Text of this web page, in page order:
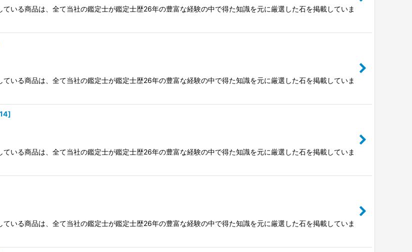
る商品は、全て当社の鑑定士が鑑定士歴26年の豊富な経験の中で得た知識を元に厳選した石を掲載していま
る商品は、全て当社の鑑定士が鑑定士歴26年の豊富な経験の中で得た知識を元に厳選した石を掲載していま
]
る商品は、全て当社の鑑定士が鑑定士歴26年の豊富な経験の中で得た知識を元に厳選した石を掲載していま
る商品は、全て当社の鑑定士が鑑定士歴26年の豊富な経験の中で得た知識を元に厳選した石を掲載していま